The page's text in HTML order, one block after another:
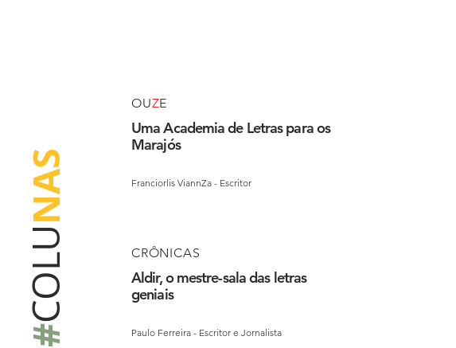
#
COLU
NAS
OUZE
Uma Academia de Letras para os
Marajós
Franciorlis ViannZa - Escritor
CRÔNICAS
Aldir, o mestre-sala das letras
geniais
Paulo Ferreira - Escritor e Jornalista